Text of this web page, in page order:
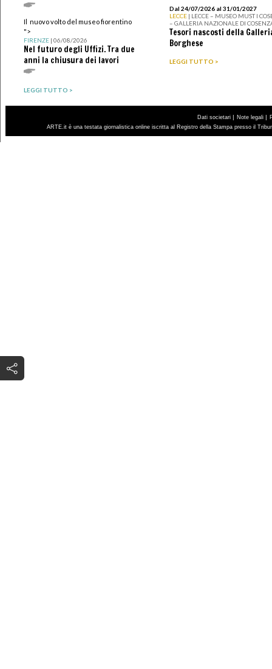
Il nuovo volto del museo fiorentino
">
FIRENZE| 06/08/2026
Nel futuro degli Uffizi. Tra due
anni la chiusura dei lavori
LEGGI TUTTO >
Dal 24/07/2026 al 31/01/2027
LECCE | LECCE – MUSEO MUST I
– GALLERIA NAZIONALE DI
Tesori nascosti della
Borghese
LEGGI TUTTO >
Dati societari | Note legali |
ARTE.it è una testata giornalistica online iscritta al Registro della Stampa presso il